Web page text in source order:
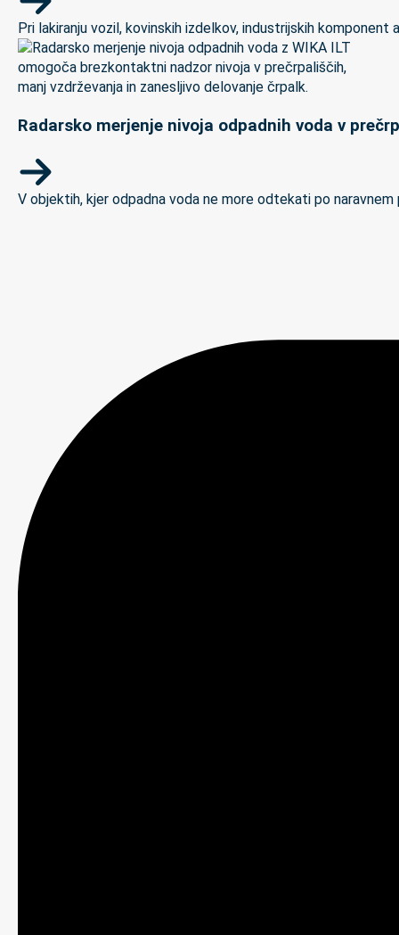
Pri lakiranju vozil, kovinskih izdelkov, industrijskih
Radarsko merjenje nivoja odpadnih voda v
V objektih, kjer odpadna voda ne more odtekati po